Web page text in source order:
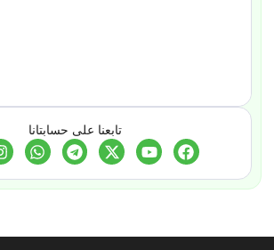
تابعنا على حسابتانا